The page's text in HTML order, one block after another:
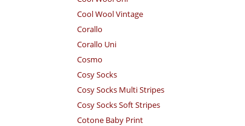
Cool Wool Vintage
Corallo
Corallo Uni
Cosmo
Cosy Socks
Cosy Socks Multi Stripes
Cosy Socks Soft Stripes
Cotone Baby Print